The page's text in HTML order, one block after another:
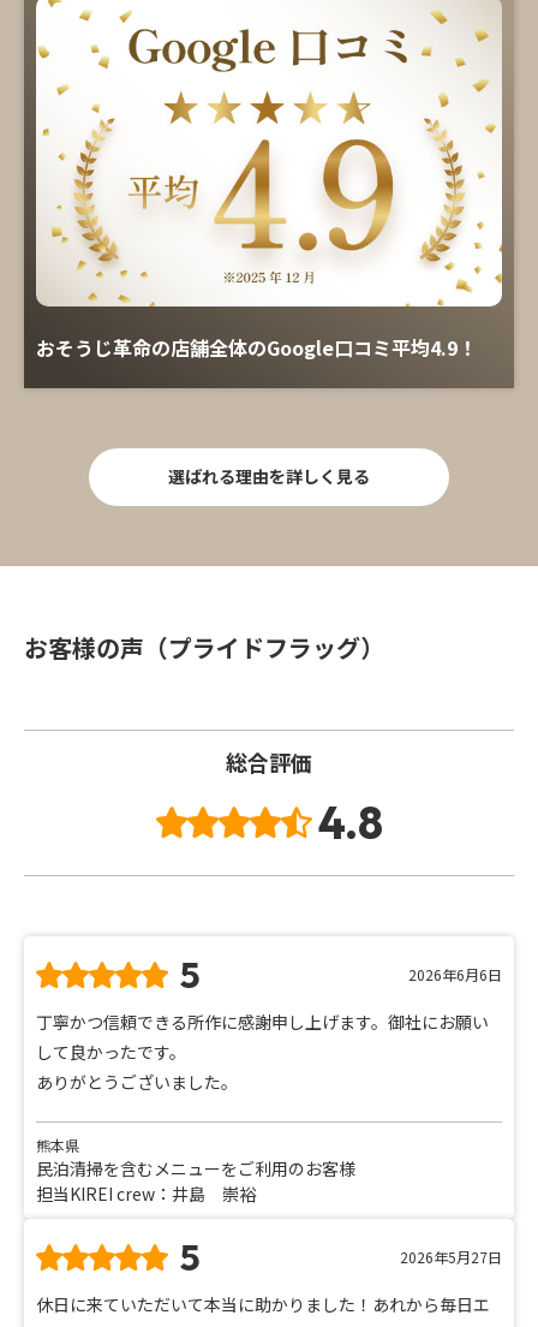
おそうじ革命の店舗全体のGoogle口コミ平均4.9！
選ばれる理由を詳しく見る
お客様の声（プライドフラッグ）
総合評価
4.8
5 2026年6月6日
丁寧かつ信頼できる所作に感謝申し上げます。御社にお願い
して良かったです。
ありがとうございました。
熊本県
民泊清掃を含むメニューをご利用のお客様
担当KIREI crew：井島 崇裕
5 2026年5月27日
休日に来ていただいて本当に助かりました！あれから毎日エ